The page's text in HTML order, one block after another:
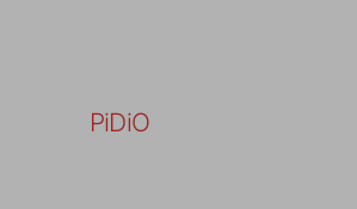
PiDiO